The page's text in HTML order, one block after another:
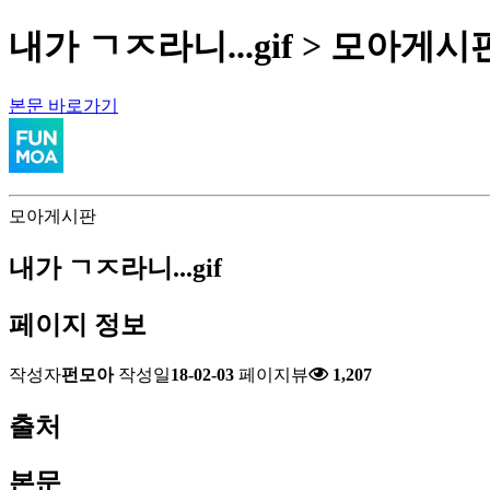
내가 ㄱㅈ라니...gif > 모아게시
본문 바로가기
모아게시판
내가 ㄱㅈ라니...gif
페이지 정보
작성자펀모아 작성일18-02-03 페이지뷰 1,207
출처
본문